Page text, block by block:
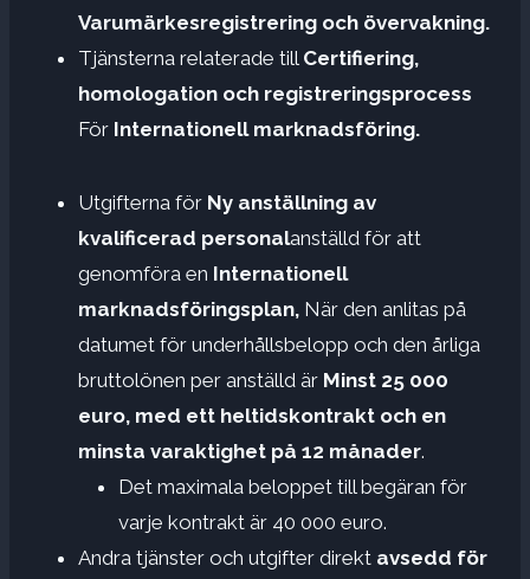
Varumärkesregistrering och övervakning.
Tjänsterna relaterade till Certifiering,
homologation och registreringsprocess
För Internationell marknadsföring.
Utgifterna för Ny anställning av
kvalificerad personalanställd för att
genomföra en Internationell
marknadsföringsplan, När den anlitas på
datumet för underhållsbelopp och den årliga
bruttolönen per anställd är Minst 25 000
euro, med ett heltidskontrakt och en
minsta varaktighet på 12 månader.
Det maximala beloppet till begäran för
varje kontrakt är 40 000 euro.
Andra tjänster och utgifter direkt avsedd för